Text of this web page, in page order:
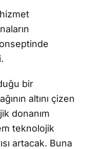
bir
altını çizen
donanım
teknolojik
artacak. Buna